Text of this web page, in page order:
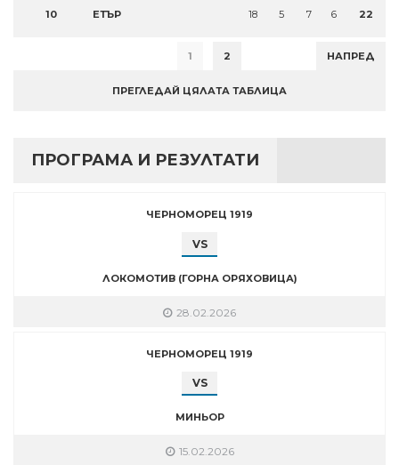
10 ЕТЪР 18 5 7 6 22
1 2 НАПРЕД
ПРЕГЛЕДАЙ ЦЯЛАТА ТАБЛИЦА
ПРОГРАМА И РЕЗУЛТАТИ
ЧЕРНОМОРЕЦ 1919
VS
ЛОКОМОТИВ (ГОРНА ОРЯХОВИЦА)
28.02.2026
ЧЕРНОМОРЕЦ 1919
VS
МИНЬОР
15.02.2026